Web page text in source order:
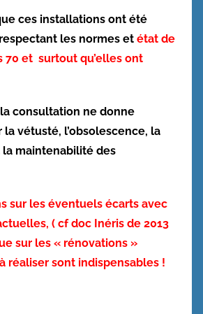
ces installations ont été
les normes et état de
70 et surtout qu’elles ont
consultation ne donne
la vétusté, l’obsolescence, la
maintenabilité des
sur les éventuels écarts avec
( cf doc Inéris de 2013
sur les « rénovations »
réaliser sont indispensables !